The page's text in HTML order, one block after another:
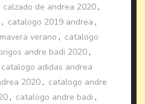
calzado de andrea 2020 ,
, catalogo 2019 andrea ,
verano , catalogo
andre badi 2020 ,
catalogo adidas andrea
2020 , catalogo andre
, catalogo andre badi ,